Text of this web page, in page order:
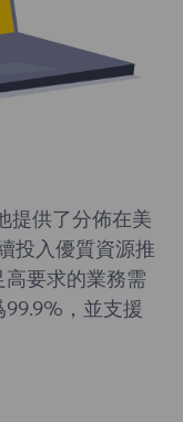
提供了分佈在美
投入優質資源推
要求的業務需
，並支援